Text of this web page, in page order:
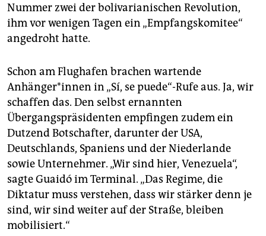
Nummer zwei der bolivarianischen Revolution,
ihm vor wenigen Tagen ein „Empfangskomitee“
angedroht hatte.
Schon am Flughafen brachen wartende
Anhänger*innen in „Sí, se puede“-Rufe aus. Ja, wir
schaffen das. Den selbst ernannten
Übergangspräsidenten empfingen zudem ein
Dutzend Botschafter, darunter der USA,
Deutschlands, Spaniens und der Niederlande
sowie Unternehmer. „Wir sind hier, Venezuela“,
sagte Guaidó im Terminal. „Das Regime, die
Diktatur muss verstehen, dass wir stärker denn je
sind, wir sind weiter auf der Straße, bleiben
mobilisiert.“